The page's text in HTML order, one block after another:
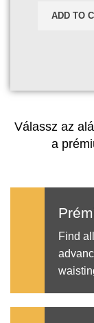
ADD TO
Válassz az
a
Find